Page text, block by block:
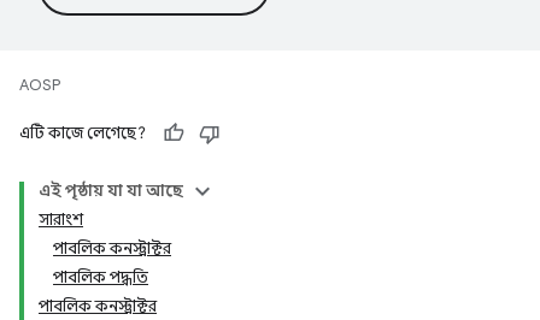
AOSP
এটি কাজে লেগেছে?
এই পৃষ্ঠায় যা যা আছে
সারাংশ
পাবলিক কনস্ট্রাক্টর
পাবলিক পদ্ধতি
পাবলিক কনস্ট্রাক্টর